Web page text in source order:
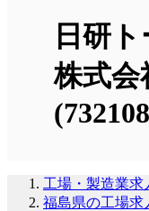
日研
株式会
工場・製造業求
福島県の工場求